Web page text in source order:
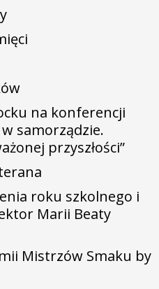
na konferencji
samorządzie.
przyszłości”
roku szkolnego i
Marii Beaty
Mistrzów Smaku by